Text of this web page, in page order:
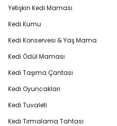
Yetişkin Kedi Maması
Kedi Kumu
Kedi Konservesi & Yaş Mama
Kedi Ödül Maması
Kedi Taşıma Çantası
Kedi Oyuncakları
Kedi Tuvaleti
Kedi Tırmalama Tahtası